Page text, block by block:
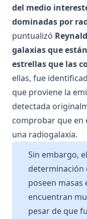
del medio
dominadas por
puntualizó
galaxias que
estrellas que las
ellas, fue
que proviene la
detectada
comprobar que en
una radiogalaxia.
Sin embargo,
determinación
poseen masas
encuentran
pesar de que